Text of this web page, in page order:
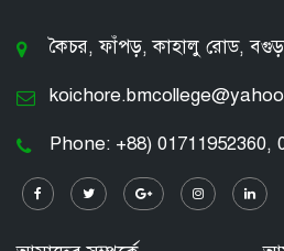
কৈচর, ফাঁপড়, কাহালু রোড,
Phone: +88) 01711952360,